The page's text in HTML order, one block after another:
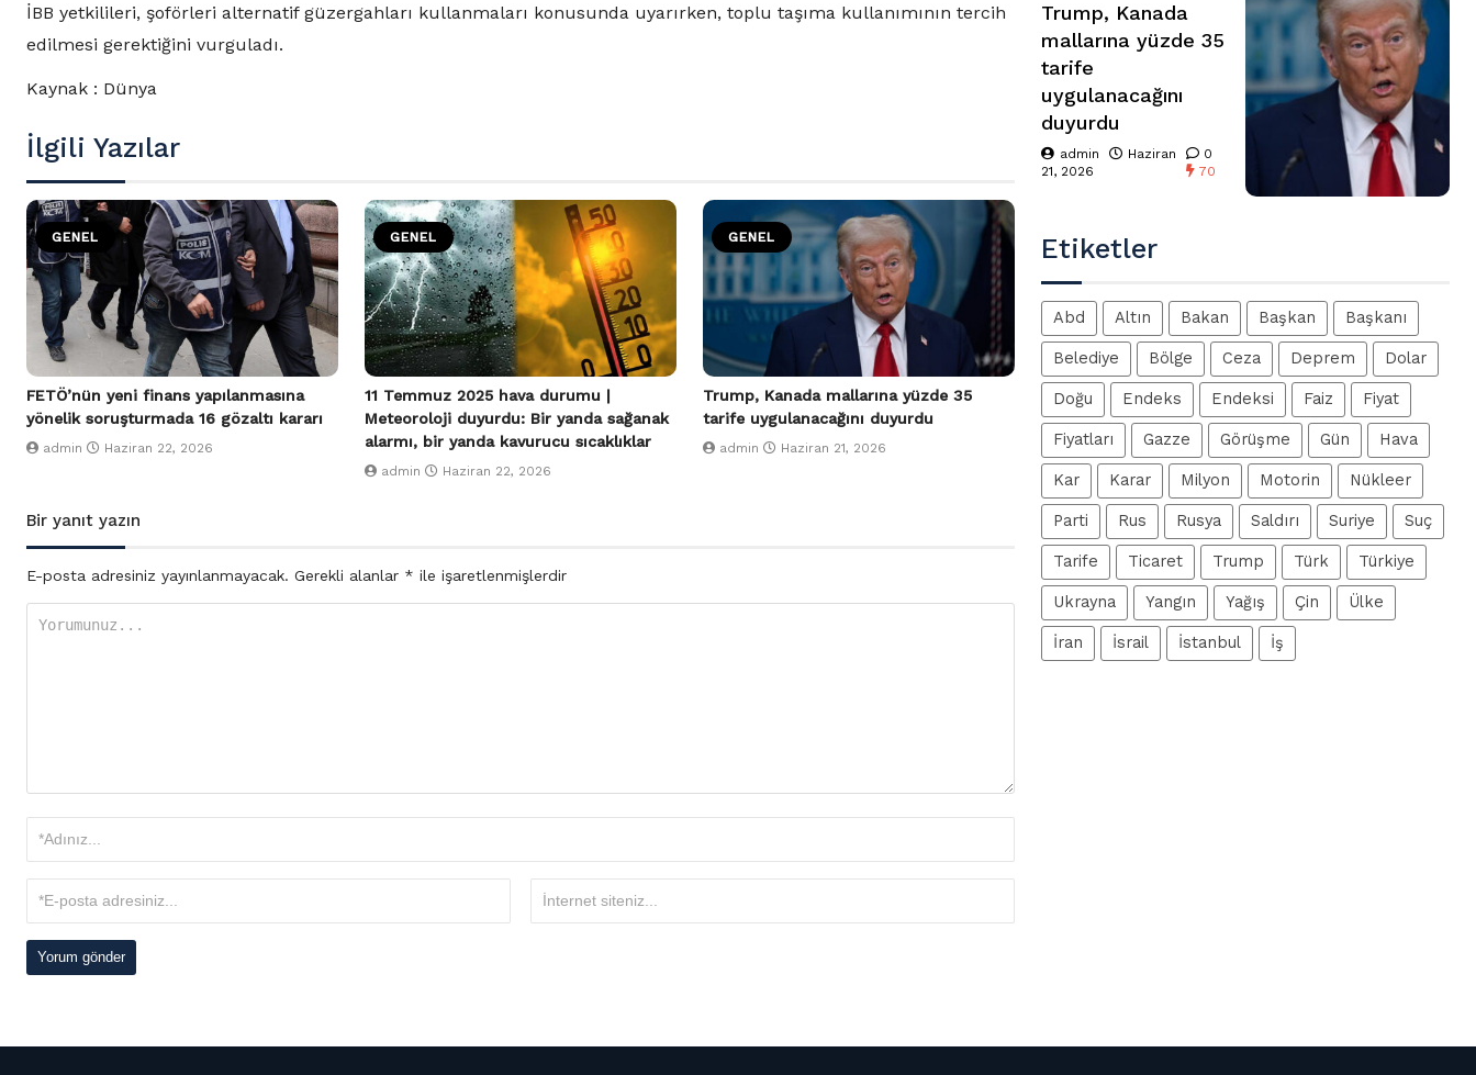
İBB yetkilileri, şoförleri alternatif güzergahları kullanmaları konusunda uyarırken, toplu taşıma kullanımının tercih
edilmesi gerektiğini vurguladı.
Kaynak : Dünya
İlgili Yazılar
GENEL
FETÖ’nün yeni finans yapılanmasına
yönelik soruşturmada 16 gözaltı kararı
admin Haziran 22, 2026
GENEL
11 Temmuz 2025 hava durumu |
Meteoroloji duyurdu: Bir yanda sağanak
alarmı, bir yanda kavurucu sıcaklıklar
admin Haziran 22, 2026
GENEL
Trump, Kanada mallarına yüzde 35
tarife uygulanacağını duyurdu
admin Haziran 21, 2026
Bir yanıt yazın
E-posta adresiniz yayınlanmayacak. Gerekli alanlar * ile işaretlenmişlerdir
Trump, Kanada
mallarına yüzde 35
tarife
uygulanacağını
duyurdu
admin
Haziran
21, 2026
0
70
Etiketler
Abd Altın Bakan Başkan Başkanı
Belediye Bölge Ceza Deprem Dolar
Doğu Endeks Endeksi Faiz Fiyat
Fiyatları Gazze Görüşme Gün Hava
Kar Karar Milyon Motorin Nükleer
Parti Rus Rusya Saldırı Suriye Suç
Tarife Ticaret Trump Türk Türkiye
Ukrayna Yangın Yağış Çin Ülke
İran İsrail İstanbul İş